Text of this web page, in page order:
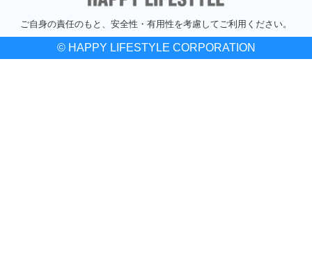
ご自身の責任のもと、安全性・有用性を考慮してご利用ください。
© HAPPY LIFESTYLE CORPORATION